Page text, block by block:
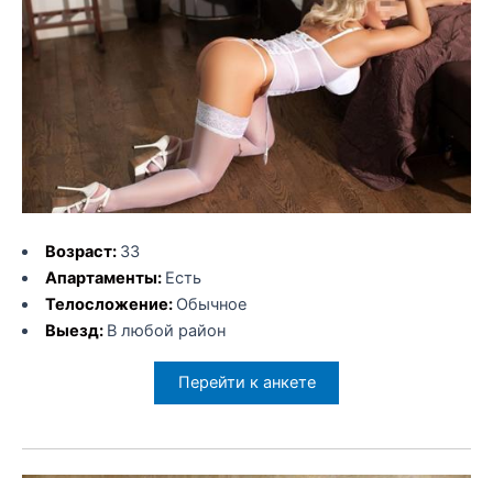
Возраст: 33
Апартаменты: Есть
Телосложение: Обычное
Выезд: В любой район
Перейти к анкете